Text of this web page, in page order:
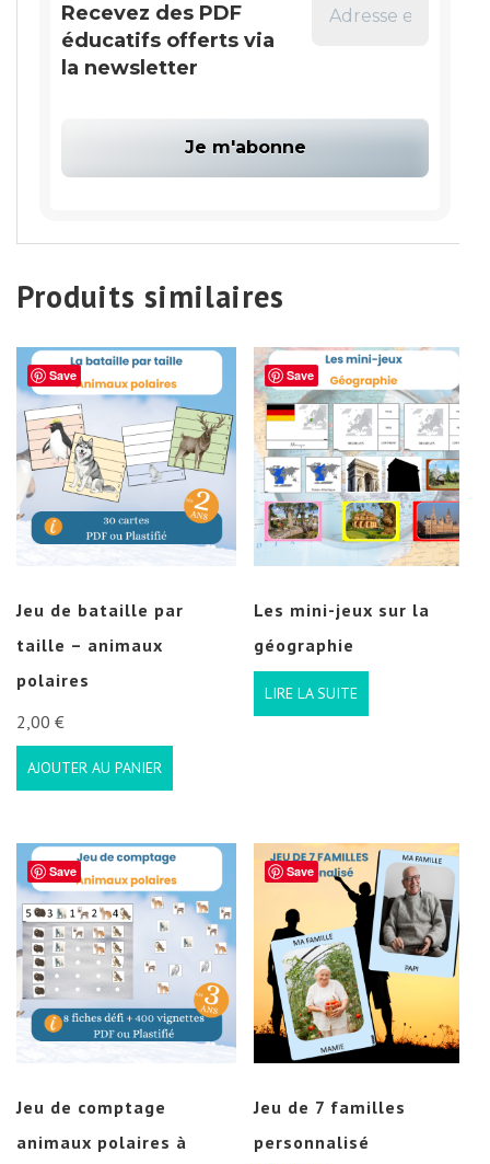
Recevez des PDF
éducatifs offerts via
la newsletter
Produits similaires
Save
Jeu de bataille par
taille – animaux
polaires
2,00 €
AJOUTER AU PANIER
Save
Les mini-jeux sur la
géographie
LIRE LA SUITE
Save
Jeu de comptage
animaux polaires à
Save
Jeu de 7 familles
personnalisé